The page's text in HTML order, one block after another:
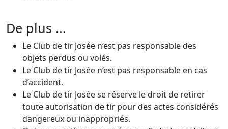
De plus ...
Le Club de tir Josée n’est pas responsable des
objets perdus ou volés.
Le Club de tir Josée n’est pas responsable en cas
d’accident.
Le Club de tir Josée se réserve le droit de retirer
toute autorisation de tir pour des actes considérés
dangereux ou inappropriés.